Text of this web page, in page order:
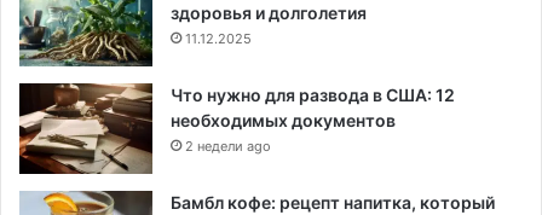
здоровья и долголетия
11.12.2025
Что нужно для развода в США: 12
необходимых документов
2 недели ago
Бамбл кофе: рецепт напитка, который